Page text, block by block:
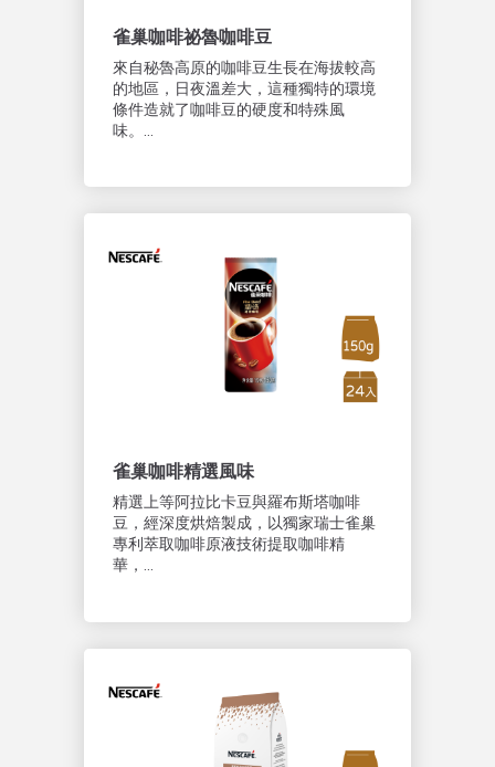
雀巢咖啡祕魯咖啡豆
來自秘魯高原的咖啡豆生長在海拔較高
的地區，日夜溫差大，這種獨特的環境
條件造就了咖啡豆的硬度和特殊風
味。...
雀巢咖啡精選風味
精選上等阿拉比卡豆與羅布斯塔咖啡
豆，經深度烘焙製成，以獨家瑞士雀巢
專利萃取咖啡原液技術提取咖啡精
華，...